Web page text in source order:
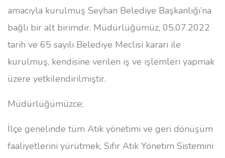
amacıyla kurulmuş Seyhan Belediye Başkanlığı’na
bağlı bir alt birimdir. Müdürlüğümüz, 05.07.2022
tarih ve 65 sayılı Belediye Meclisi kararı ile
kurulmuş, kendisine verilen iş ve işlemleri yapmak
üzere yetkilendirilmiştir.
Müdürlüğümüzce;
İlçe genelinde tüm Atık yönetimi ve geri dönüşüm
faaliyetlerini yürütmek, Sıfır Atık Yönetim Sistemini